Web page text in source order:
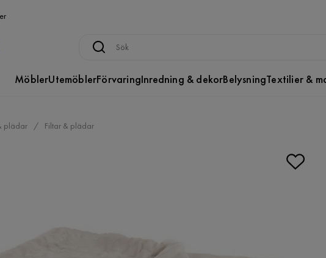
MöblerUtemöblerFörvaringInredning & dekorBelysningTextilier &
plädar Filtar & plädar